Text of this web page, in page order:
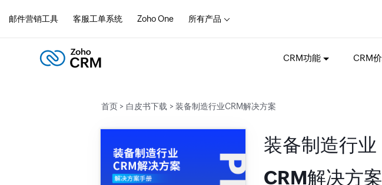
邮件营销工具 客服工单系统 Zoho One 所有产品
CRM功能 CRM
首页 > 白皮书下载 > 装备制造行业CRM解决方案
装备制造行业
CRM解决方